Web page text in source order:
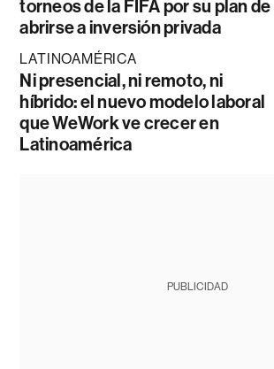
torneos de la FIFA por su plan de
abrirse a inversión privada
LATINOAMÉRICA
Ni presencial, ni remoto, ni
híbrido: el nuevo modelo laboral
que WeWork ve crecer en
Latinoamérica
PUBLICIDAD